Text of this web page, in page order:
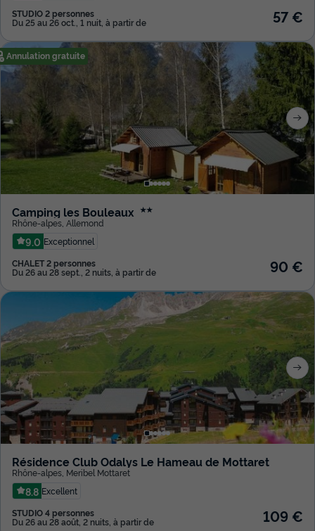
STUDIO 2 personnes
Du 25 au 26 oct., 1 nuit, à partir de 57 €
Annulation gratuite
Camping les Bouleaux ★★
Rhône-alpes Allemond
9.0 Exceptionnel
CHALET 2 personnes
Du 26 au 28 sept., 2 nuits, à partir de 90 €
Résidence Club Odalys Le Hameau de Mottaret
Rhône-alpes Meribel Mottaret
8.8 Excellent
STUDIO 4 personnes
Du 26 au 28 août, 2 nuits, à partir de 109 €